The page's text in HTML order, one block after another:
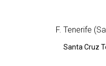
F. Tenerife
Santa Cruz